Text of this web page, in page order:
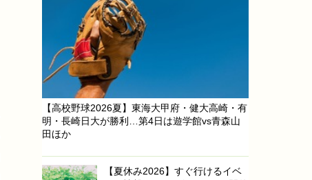
【高校野球2026夏】東海大甲府・健大高崎・有
明・長崎日大が勝利…第4日は遊学館vs青森山
田ほか
【夏休み2026】すぐ行けるイベ